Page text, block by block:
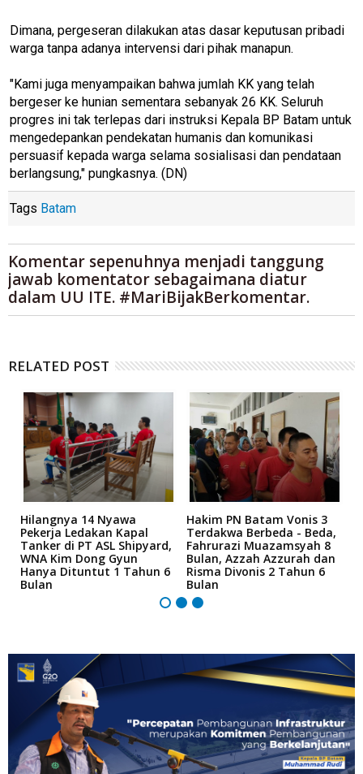
Dimana, pergeseran dilakukan atas dasar keputusan pribadi
warga tanpa adanya intervensi dari pihak manapun.
"Kami juga menyampaikan bahwa jumlah KK yang telah
bergeser ke hunian sementara sebanyak 26 KK. Seluruh
progres ini tak terlepas dari instruksi Kepala BP Batam untuk
mengedepankan pendekatan humanis dan komunikasi
persuasif kepada warga selama sosialisasi dan pendataan
berlangsung," pungkasnya. (DN)
Tags Batam
Komentar sepenuhnya menjadi tanggung
jawab komentator sebagaimana diatur
dalam UU ITE. #MariBijakBerkomentar.
RELATED POST
Hilangnya 14 Nyawa
Pekerja Ledakan Kapal
Tanker di PT ASL Shipyard,
WNA Kim Dong Gyun
Hanya Dituntut 1 Tahun 6
Bulan
Hakim PN Batam Vonis 3
Terdakwa Berbeda - Beda,
Fahrurazi Muazamsyah 8
Bulan, Azzah Azzurah dan
Risma Divonis 2 Tahun 6
Bulan